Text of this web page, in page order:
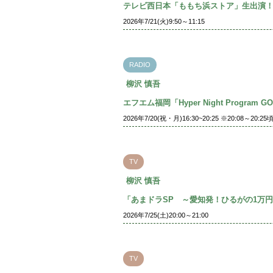
テレビ西日本「ももち浜ストア」生出演！
2026年7/21(火)9:50～11:15
RADIO
柳沢 慎吾
エフエム福岡「Hyper Night Program
2026年7/20(祝・月)16:30~20:25 ※20:08～20:25
TV
柳沢 慎吾
「あまドラSP ～愛知発！ひるがの1万
2026年7/25(土)20:00～21:00
TV